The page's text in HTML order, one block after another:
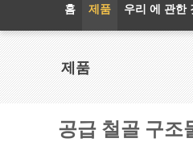
홈 제품 우리 에 관한
제품
공급 철골 구조